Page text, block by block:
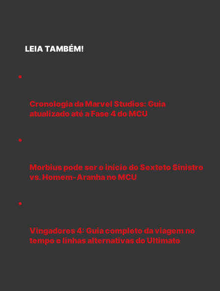
LEIA TAMBÉM!
Cronologia da Marvel Studios: Guia
atualizado até a Fase 4 do MCU
Morbius pode ser o início do Sexteto Sinistro
vs. Homem-Aranha no MCU
Vingadores 4: Guia completo da viagem no
tempo e linhas alternativas do Ultimato